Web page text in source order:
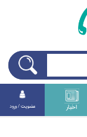
اخبار عضويت / ورود